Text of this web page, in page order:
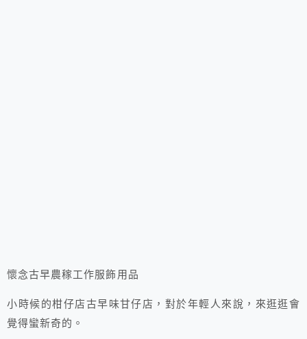
懷念古早農稼工作服飾用品
小時候的柑仔店古早味甘仔店，對於年輕人來說，來逛逛會
覺得蠻新奇的。